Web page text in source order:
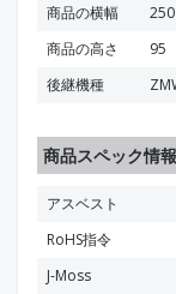
商品の横幅
250
商品の高さ
95
後継機種
商品スペック情報
アスベスト
RoHS指令
J-Moss